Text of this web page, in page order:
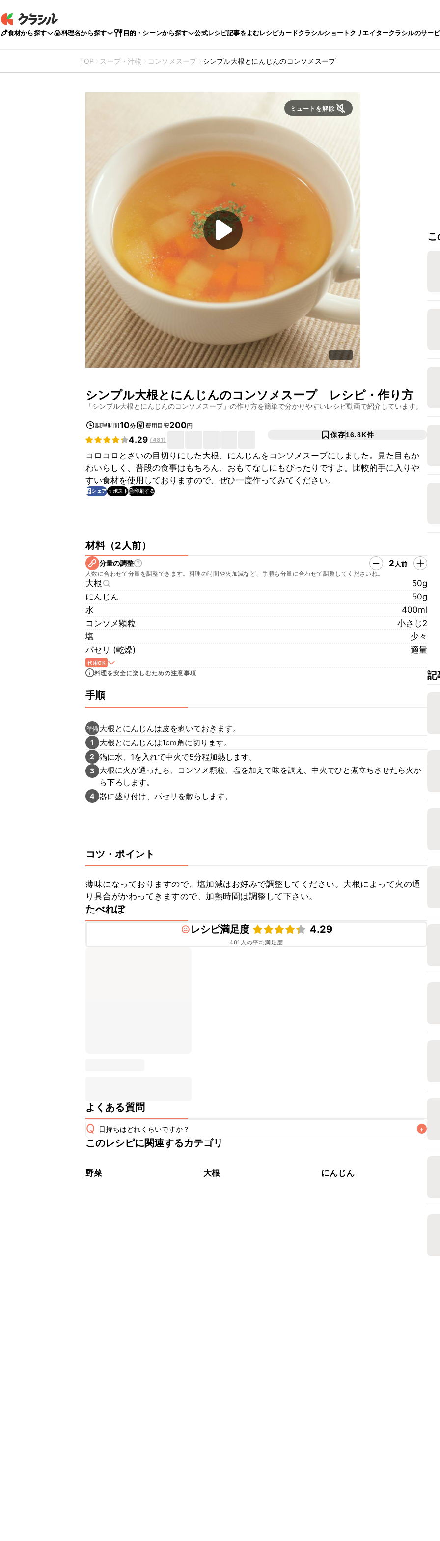
食材から探す 料理名から探す 目的・シーンから探す 公式レシピ記事をよむレシピカードクラシルショートクリエイタークラシルのサー
TOP スープ・汁物 コンソメスープ シンプル大根とにんじんのコンソメスープ
ミュートを解除
シンプル大根とにんじんのコンソメスープレシピ・作り方
「シンプル大根とにんじんのコンソメスープ」の作り方を簡単で分かりやすいレシピ動画で紹介しています。
調理時間10分 費用目安200円
4.29 (481)
保存16.8K件
コロコロとさいの目切りにした大根、にんじんをコンソメスープにしました。見た目もか
わいらしく、普段の食事はもちろん、おもてなしにもぴったりですよ。比較的手に入りや
すい食材を使用しておりますので、ぜひ一度作ってみてください。
シェア ポスト 印刷する
材料（2人前）
分量の調整 2 人前
人数に合わせて分量を調整できます。料理の時間や火加減など、手順も分量に合わせて調整してくださいね。
大根
50g
にんじん
50g
水
400ml
コンソメ顆粒
小さじ2
塩
少々
パセリ (乾燥)
適量
代用OK
料理を安全に楽しむための注意事項
手順
準備 大根とにんじんは皮を剥いておきます。
1 大根とにんじんは1cm角に切ります。
2 鍋に水、1を入れて中火で5分程加熱します。
3
大根に火が通ったら、コンソメ顆粒、塩を加えて味を調え、中火でひと煮立ちさせたら火か
ら下ろします。
4 器に盛り付け、パセリを散らします。
コツ・ポイント
薄味になっておりますので、塩加減はお好みで調整してください。大根によって火の通
り具合がかわってきますので、加熱時間は調整して下さい。
たべれぽ
レシピ満足度
4.29
481 人の平均満足度
よくある質問
Q 日持ちはどれくらいですか？ +
保存期間は冷蔵で翌日中が目安です。なるべくお早めにお召し上がりください。
※日持ちは目安です。
このレシピに関連するカテゴリ
野菜 大根 にんじん
記